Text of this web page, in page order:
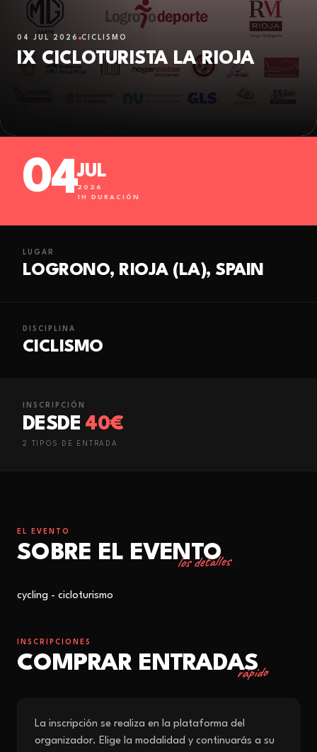
04 JUL 2026 CICLISMO
IX CICLOTURISTA LA RIOJA
04JUL
2026
1H DURACIÓN
LUGAR
LOGRONO, RIOJA (LA), SPAIN
DISCIPLINA
CICLISMO
INSCRIPCIÓN
DESDE 40€
2 TIPO S DE ENTRADA
EL EVENTO
SOBRE EL EVENTO
los detalles
cycling - cicloturismo
INSCRIPCIONES
COMPRAR ENTRADAS
rápido
La inscripción se realiza en la plataforma del
organizador. Elige la modalidad y continuarás a su